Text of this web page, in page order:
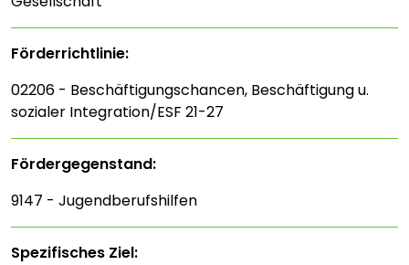
Förderrichtlinie:
02206 - Beschäftigungschancen, Beschäftigung u.
sozialer Integration/ESF 21-27
Fördergegenstand:
9147 - Jugendberufshilfen
Spezifisches Ziel: